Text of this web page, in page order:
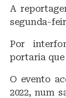
A
segunda-
Por
portaria que
O evento
2022, num